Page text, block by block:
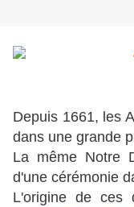
Depuis 1661, les
dans une grande
La même Notre
d'une cérémonie
L'origine de ces